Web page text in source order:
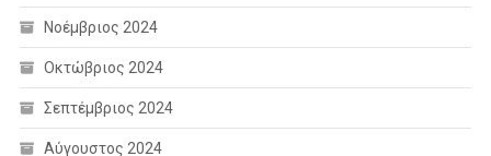
Νοέμβριος 2024
Οκτώβριος 2024
Σεπτέμβριος 2024
Αύγουστος 2024